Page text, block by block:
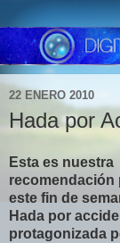
22 ENERO 2010
Hada por
Esta es nuestra
recomendación
este fin de
Hada por
protagonizada